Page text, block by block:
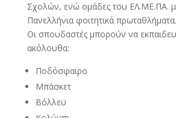
Σχολών, ενώ οµάδες του ΕΛ.ΜΕ.ΠΑ.
Πανελλήνια φοιτητικά πρωταθλήµατα.
Οι σπουδαστές µπορούν να
ακόλουθα:
Ποδόσφαιρο
Μπάσκετ
Βόλλεϋ